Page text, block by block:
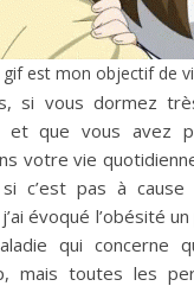
gif est mon objectif de
si vous dormez
et que vous avez
votre vie
c’est pas à cause
évoqué l’obésité
qui concerne
mais toutes les